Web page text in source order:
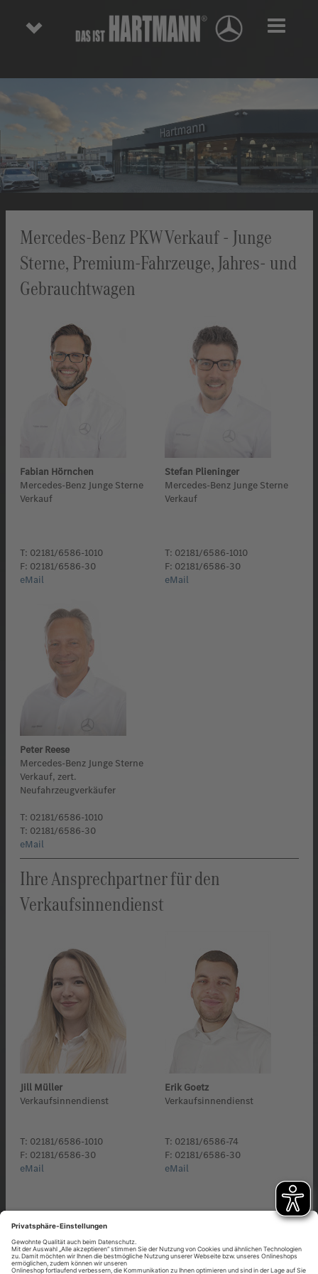
Mercedes-Benz PKW Verkauf - Junge
Sterne, Premium-Fahrzeuge, Jahres- und
Gebrauchtwagen
Fabian Hörnchen
Mercedes-Benz Junge Sterne
Verkauf
T: 02181/6586-1010
F: 02181/6586-30
eMail
Stefan Plieninger
Mercedes-Benz Junge Sterne
Verkauf
T: 02181/6586-1010
F: 02181/6586-30
eMail
Peter Reese
Mercedes-Benz Junge Sterne
Verkauf, zert.
Neufahrzeugverkäufer
T: 02181/6586-1010
T: 02181/6586-30
eMail
Ihre Ansprechpartner für den
Verkaufsinnendienst
Jill Müller
Verkaufsinnendienst
T: 02181/6586-1010
F: 02181/6586-30
eMail
Erik Goetz
Verkaufsinnendienst
T: 02181/6586-74
F: 02181/6586-30
eMail
Quick-Links zu den anderen Mitarbeitern:
Geschäftsleitung & Assistenz|Mercedes-Verkauf|